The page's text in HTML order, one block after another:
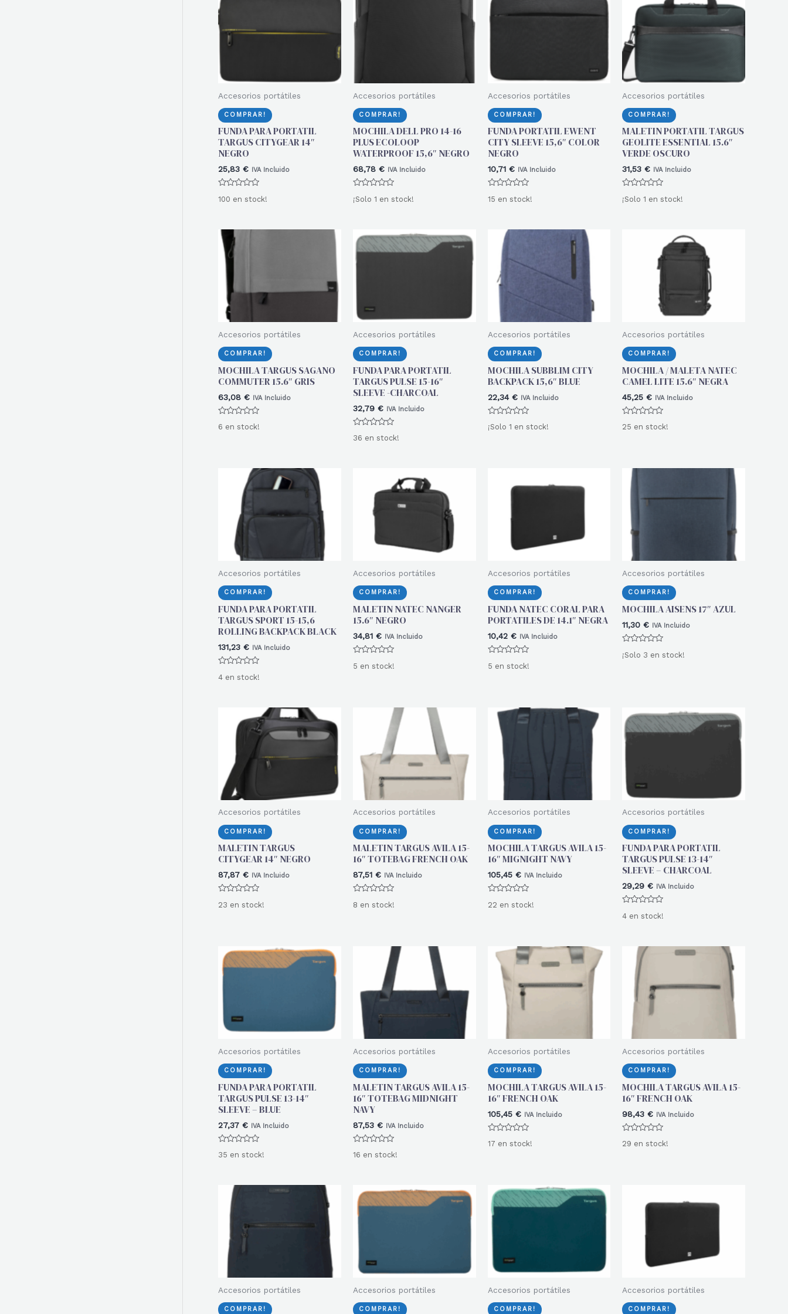
Accesorios portátiles
COMPRAR!
FUNDA PARA PORTATIL
TARGUS CITYGEAR 14″
NEGRO
25,83 € IVA Incluido
con
100 en stock!
Accesorios portátiles
COMPRAR!
MOCHILA DELL PRO 14-16
PLUS ECOLOOP
WATERPROOF 15,6″ NEGRO
68,78 € IVA Incluido
Valorado
con
¡Solo 1 en stock!
Accesorios portátiles
COMPRAR!
FUNDA PORTATIL EWENT
CITY SLEEVE 15,6″ COLOR
NEGRO
10,71 € IVA Incluido
con
15 en stock!
Accesorios portátiles
COMPRAR!
MALETIN PORTATIL TARGUS
GEOLITE ESSENTIAL 15.6″
VERDE OSCURO
31,53€ IVA Incluido
Valorado
con
¡Solo 1 en stock!
Accesorios portátiles
COMPRAR!
MOCHILA TARGUS SAGANO
COMMUTER 15.6″ GRIS
63,08 € IVA Incluido
con
6 en stock!
Accesorios portátiles
COMPRAR!
FUNDA PARA PORTATIL
TARGUS PULSE 15-16″
SLEEVE -CHARCOAL
32,79 € IVA Incluido
con
36 en stock!
Accesorios portátiles
COMPRAR!
MOCHILA SUBBLIM CITY
BACKPACK 15,6″ BLUE
22,34 € IVA Incluido
Valorado
con
¡Solo 1 en stock!
Accesorios portátiles
COMPRAR!
MOCHILA / MALETA NATEC
CAMEL LITE 15.6″ NEGRA
45,25€ IVA Incluido
con
25 en stock!
Accesorios portátiles
COMPRAR!
FUNDA PARA PORTATIL
TARGUS SPORT 15-15,6
ROLLING BACKPACK BLACK
131,23 € IVA Incluido
con
4 en stock!
Accesorios portátiles
COMPRAR!
MALETIN NATEC NANGER
15.6″ NEGRO
34,81 € IVA Incluido
con
5 en stock!
Accesorios portátiles
COMPRAR!
FUNDA NATEC CORAL PARA
PORTATILES DE 14.1″ NEGRA
10,42 € IVA Incluido
con
5 en stock!
Accesorios portátiles
COMPRAR!
MOCHILA AISENS 17″ AZUL
11,30€ IVA Incluido
con
¡Solo 3 en stock!
Accesorios portátiles
COMPRAR!
MALETIN TARGUS
CITYGEAR 14″ NEGRO
87,87 € IVA Incluido
con
23 en stock!
Accesorios portátiles
COMPRAR!
MALETIN TARGUS AVILA 15-
16″ TOTEBAG FRENCH OAK
87,51 € IVA Incluido
con
8 en stock!
Accesorios portátiles
COMPRAR!
MOCHILA TARGUS AVILA 15-
16″ MIGNIGHT NAVY
105,45 € IVA Incluido
con
22 en stock!
Accesorios portátiles
COMPRAR!
FUNDA PARA PORTATIL
TARGUS PULSE 13-14″
SLEEVE – CHARCOAL
29,29€ IVA Incluido
con
4 en stock!
Accesorios portátiles
COMPRAR!
FUNDA PARA PORTATIL
TARGUS PULSE 13-14″
SLEEVE – BLUE
27,37 € IVA Incluido
con
35 en stock!
Accesorios portátiles
COMPRAR!
MALETIN TARGUS AVILA 15-
16″ TOTEBAG MIDNIGHT
NAVY
87,53 € IVA Incluido
con
16 en stock!
Accesorios portátiles
COMPRAR!
MOCHILA TARGUS AVILA 15-
16″ FRENCH OAK
105,45 € IVA Incluido
con
17 en stock!
Accesorios portátiles
COMPRAR!
MOCHILA TARGUS AVILA 15-
16″ FRENCH OAK
98,43€ IVA Incluido
con
29 en stock!
Accesorios portátiles
COMPRAR!
Accesorios portátiles
COMPRAR!
Accesorios portátiles
COMPRAR!
Accesorios portátiles
COMPRAR!